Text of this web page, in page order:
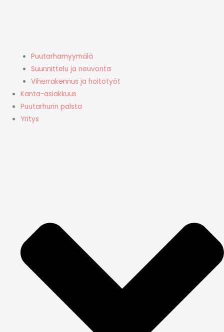
Puutarhamyymälä
Suunnittelu ja neuvonta
Viherrakennus ja hoitotyöt
Kanta-asiakkuus
Puutarhurin palsta
Yritys